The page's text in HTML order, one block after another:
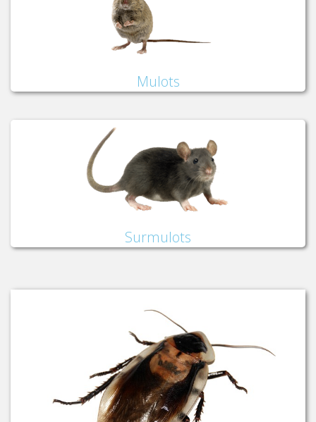
Mulots
Surmulots